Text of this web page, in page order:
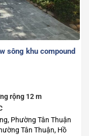
sông khu compound
rộng 12 m
Phường Tân Thuận
Tân Thuận, Hồ